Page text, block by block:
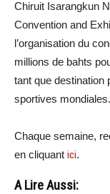
Chiruit Isarangkun
Convention and
l’organisation du
millions de bahts
tant que destination
sportives mondiales.
Chaque semaine,
en cliquant ici.
A Lire Aussi: